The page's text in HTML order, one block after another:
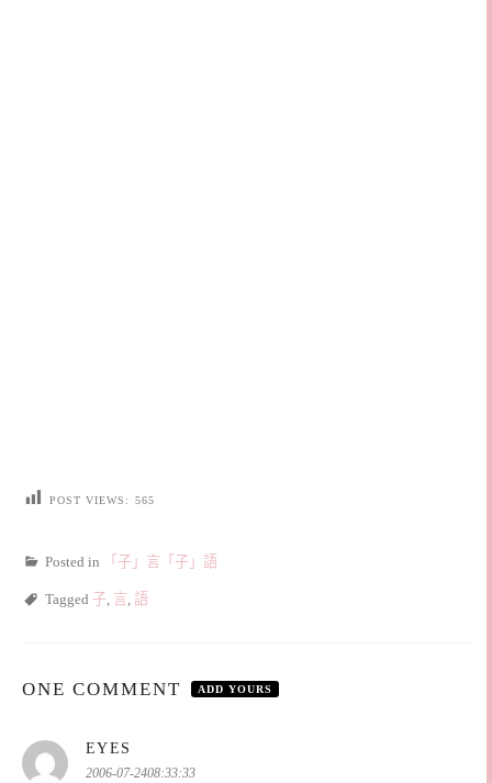
POST VIEWS: 565
Posted in 「子」言「子」語
Tagged 子 言 語
ONE COMMENT ADD YOURS
EYES
示:
2006-07-2408:33:33